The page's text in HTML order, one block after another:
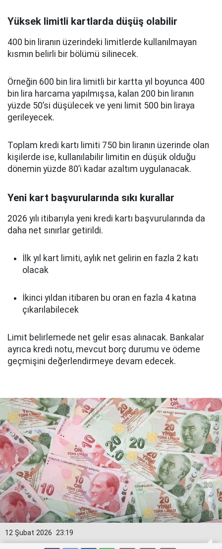
Yüksek limitli kartlarda düşüş olabilir
400 bin liranın üzerindeki limitlerde kullanılmayan
kısmın belirli bir bölümü silinecek.
Örneğin 600 bin lira limitli bir kartta yıl boyunca 400
bin lira harcama yapılmışsa, kalan 200 bin liranın
yüzde 50’si düşülecek ve yeni limit 500 bin liraya
gerileyecek.
Toplam kredi kartı limiti 750 bin liranın üzerinde olan
kişilerde ise, kullanılabilir limitin en düşük olduğu
dönemin yüzde 80’i kadar azaltım uygulanacak.
Yeni kart başvurularında sıkı kurallar
2026 yılı itibarıyla yeni kredi kartı başvurularında da
daha net sınırlar getirildi.
İlk yıl kart limiti, aylık net gelirin en fazla 2 katı
olacak
İkinci yıldan itibaren bu oran en fazla 4 katına
çıkarılabilecek
Limit belirlemede net gelir esas alınacak. Bankalar
ayrıca kredi notu, mevcut borç durumu ve ödeme
geçmişini değerlendirmeye devam edecek.
23:19
12 Şubat 2026